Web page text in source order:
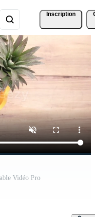
Inscription
Vidéo Pro